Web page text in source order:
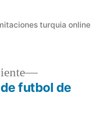
turquia online
Entrada
siguiente:
futbol de